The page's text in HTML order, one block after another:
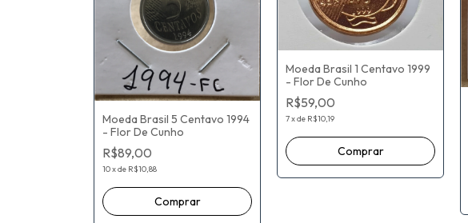
Moeda Brasil 5 Centavo 1994
- Flor De Cunho
R$89,00
10xde R$10,88
Moeda Brasil 1 Centavo 1999
- Flor De Cunho
R$59,00
7xde R$10,19